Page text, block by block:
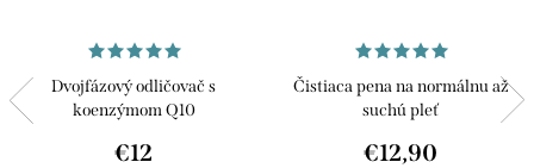
Dvojfázový odličovač s
koenzýmom Q10
€12
Čistiaca pena na normálnu až
suchú pleť
€12,90